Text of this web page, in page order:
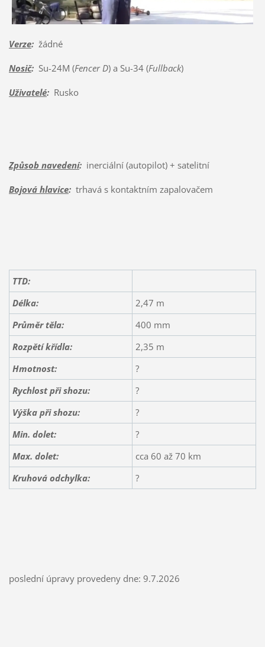
Verze:žádné
Nosič:Su-24M (Fencer D) a Su-34 (Fullback)
Uživatelé:Rusko
Způsob navedení:inerciální (autopilot) + satelitní
Bojová hlavice:trhavá s kontaktním zapalovačem
TTD:
Délka:
2,47 m
Průměr těla:
400 mm
Rozpětíkřídla:
2,35 m
Hmotnost:
?
Rychlost při shozu:
?
Výška při shozu:
?
Min. dolet:
?
Max. dolet:
cca 60 až 70 km
Kruhová odchylka:
?
poslední úpravy provedeny dne: 9.7.2026